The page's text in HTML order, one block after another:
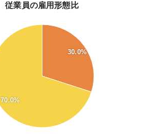
従業員の雇用形態比
30.0%
70.0%